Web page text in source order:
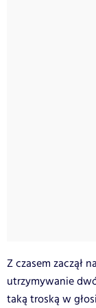
Z czasem zaczął
utrzymywanie
taką troską w